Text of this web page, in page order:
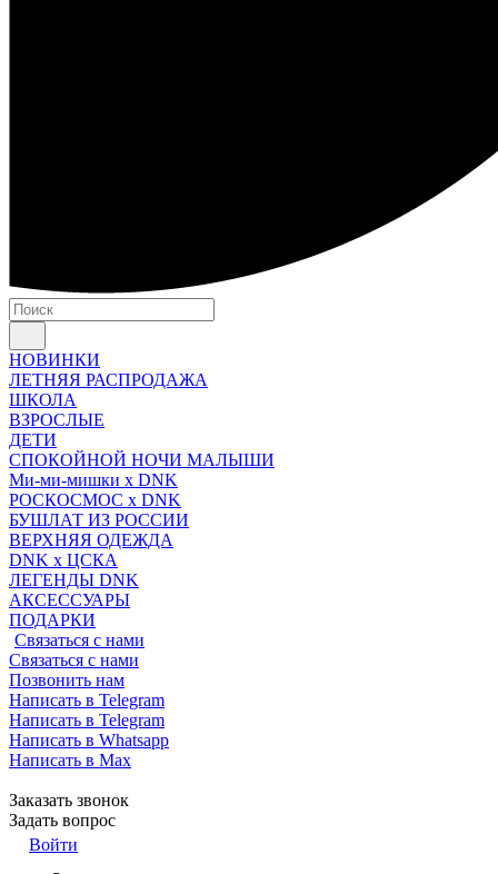
НОВИНКИ
ЛЕТНЯЯ РАСПРОДАЖА
ШКОЛА
ВЗРОСЛЫЕ
ДЕТИ
СПОКОЙНОЙ НОЧИ МАЛЫШИ
Ми-ми-мишки x DNK
РОСКОСМОС x DNK
БУШЛАТ ИЗ РОССИИ
ВЕРХНЯЯ ОДЕЖДА
DNK x ЦСКА
ЛЕГЕНДЫ DNK
АКСЕССУАРЫ
ПОДАРКИ
Связаться с нами
Связаться с нами
Позвонить нам
Написать в Telegram
Написать в Telegram
Написать в Whatsapp
Написать в Max
Заказать звонок
Задать вопрос
Войти